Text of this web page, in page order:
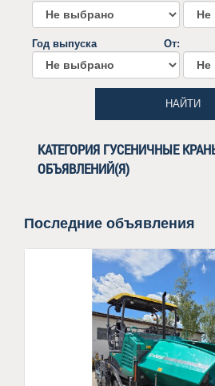
Год выпуска От:
НАЙТИ
КАТЕГОРИЯ ГУСЕНИЧНЫЕ
ОБЪЯВЛЕНИЙ(Я)
Последние объявления